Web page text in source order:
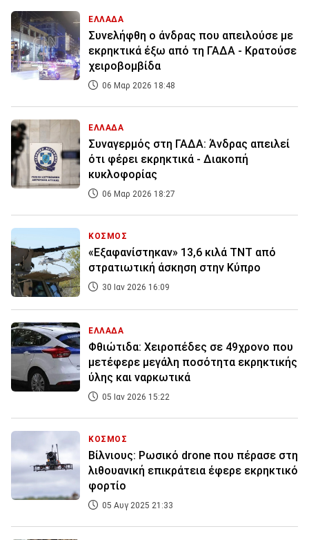
ΕΛΛΑΔΑ
Συνελήφθη ο άνδρας που απειλούσε με
εκρηκτικά έξω από τη ΓΑΔΑ - Κρατούσε
χειροβομβίδα
06 Μαρ 2026 18:48
ΕΛΛΑΔΑ
Συναγερμός στη ΓΑΔΑ: Άνδρας απειλεί
ότι φέρει εκρηκτικά - Διακοπή
κυκλοφορίας
06 Μαρ 2026 18:27
ΚΟΣΜΟΣ
«Εξαφανίστηκαν» 13,6 κιλά ΤΝΤ από
στρατιωτική άσκηση στην Κύπρο
30 Ιαν 2026 16:09
ΕΛΛΑΔΑ
Φθιώτιδα: Χειροπέδες σε 49χρονο που
μετέφερε μεγάλη ποσότητα εκρηκτικής
ύλης και ναρκωτικά
05 Ιαν 2026 15:22
ΚΟΣΜΟΣ
Βίλνιους: Ρωσικό drone που πέρασε στη
λιθουανική επικράτεια έφερε εκρηκτικό
φορτίο
05 Αυγ 2025 21:33